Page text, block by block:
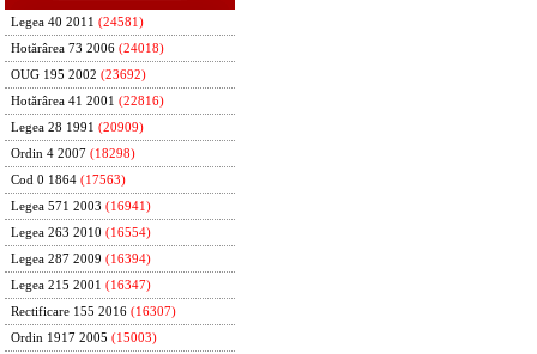
Legea 40 2011 (24581)
Hotărârea 73 2006 (24018)
OUG 195 2002 (23692)
Hotărârea 41 2001 (22816)
Legea 28 1991 (20909)
Ordin 4 2007 (18298)
Cod 0 1864 (17563)
Legea 571 2003 (16941)
Legea 263 2010 (16554)
Legea 287 2009 (16394)
Legea 215 2001 (16347)
Rectificare 155 2016 (16307)
Ordin 1917 2005 (15003)